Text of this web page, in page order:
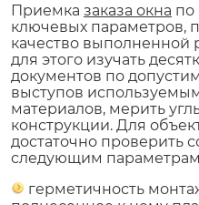
Приемка заказа окна по
ключевых параметров,
качество выполненной
для этого изучать
документов по
выступов
материалов, мерить
конструкции. Для
достаточно проверить
следующим
герметичность